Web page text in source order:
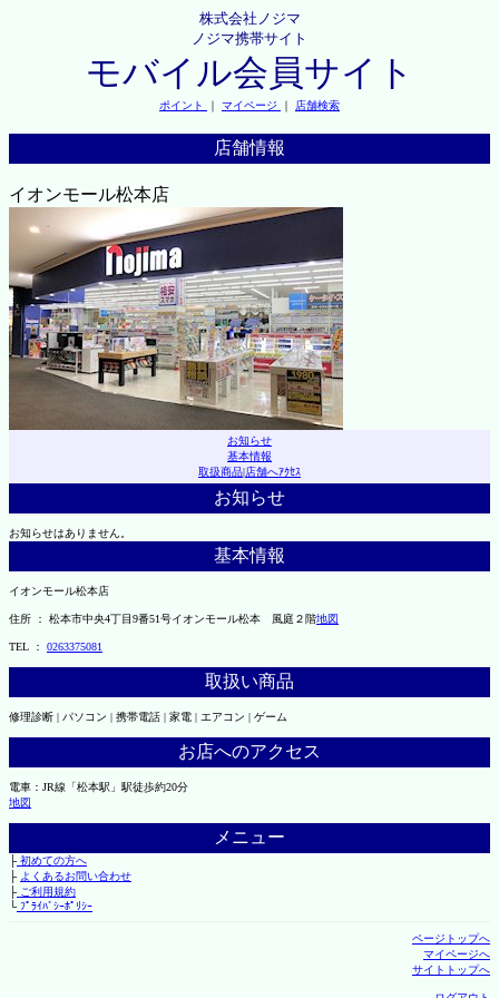
株式会社ノジマ
ノジマ携帯サイト
モバイル会員サイト
ポイント ｜ マイページ ｜ 店舗検索
店舗情報
イオンモール松本店
お知らせ
基本情報
取扱商品|店舗へｱｸｾｽ
お知らせ
お知らせはありません。
基本情報
イオンモール松本店
住所 ： 松本市中央4丁目9番51号イオンモール松本 風庭２階地図
TEL ： 0263375081
取扱い商品
修理診断 | パソコン | 携帯電話 | 家電 | エアコン | ゲーム
お店へのアクセス
電車：JR線「松本駅」駅徒歩約20分
地図
メニュー
├初めての方へ
├ よくあるお問い合わせ
├ご利用規約
└ﾌﾟﾗｲﾊﾞｼｰﾎﾟﾘｼｰ
ページトップへ
マイページへ
サイトトップへ